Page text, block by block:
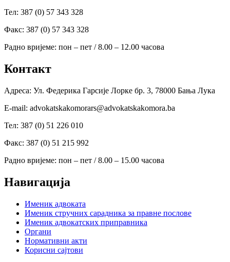
Тел: 387 (0) 57 343 328
Факс: 387 (0) 57 343 328
Радно вријеме: пон – пет / 8.00 – 12.00 часова
Контакт
Адреса: Ул. Федерика Гарсије Лорке бр. 3, 78000 Бања Лука
Е-mail: advokatskakomorars@advokatskakomora.ba
Тел: 387 (0) 51 226 010
Факс: 387 (0) 51 215 992
Радно вријеме: пон – пет / 8.00 – 15.00 часова
Навигација
Именик адвоката
Именик стручних сарадника за правне послове
Именик адвокатских приправника
Органи
Нормативни акти
Корисни сајтови